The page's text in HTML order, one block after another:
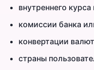
внутреннего
комиссии банка
конвертации валют
страны